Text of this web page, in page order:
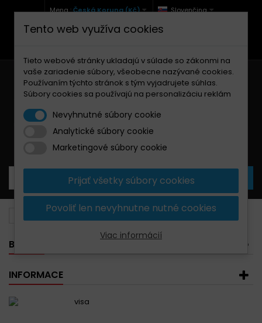
Mena :Česká Koruna (Kč) Slovenčina
+420 771 127 977 (Po-Pá, 9-12 a 13-17)
Košík0Produkty
BANNER
INFORMACE
Tento web využíva cookies
Tieto webové stránky ukladajú v súlade so zákonmi na
vaše zariadenie súbory, všeobecne nazývané cookies.
Používaním týchto stránok s tým vyjadrujete súhlas.
Súbory cookies sa používajú na personalizáciu reklám
Nevyhnutné súbory cookie
Analytické súbory cookie
Marketingové súbory cookie
Prijať všetky súbory cookies
Povoliť len nevyhnutne nutné cookies
Viac informácií